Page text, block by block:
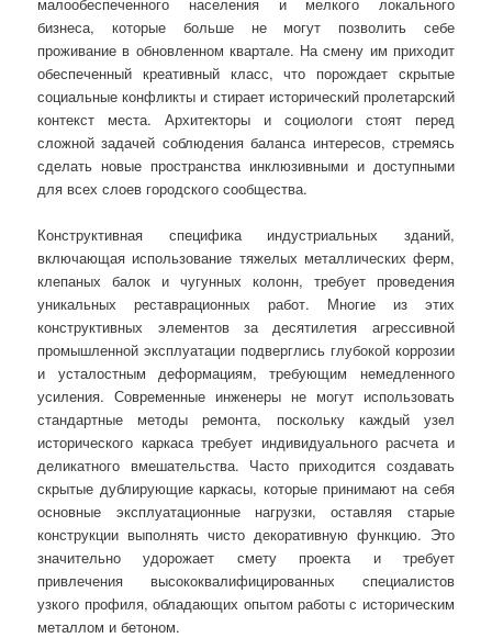
бизнеса, которые больше не могут позволить себе
проживание в обновленном квартале. На смену им приходит
обеспеченный креативный класс, что порождает скрытые
социальные конфликты и стирает исторический пролетарский
контекст места. Архитекторы и социологи стоят перед
сложной задачей соблюдения баланса интересов, стремясь
сделать новые пространства инклюзивными и доступными
для всех слоев городского сообщества.
Конструктивная специфика индустриальных зданий,
включающая использование тяжелых металлических ферм,
клепаных балок и чугунных колонн, требует проведения
уникальных реставрационных работ. Многие из этих
конструктивных элементов за десятилетия агрессивной
промышленной эксплуатации подверглись глубокой коррозии
и усталостным деформациям, требующим немедленного
усиления. Современные инженеры не могут использовать
стандартные методы ремонта, поскольку каждый узел
исторического каркаса требует индивидуального расчета и
деликатного вмешательства. Часто приходится создавать
скрытые дублирующие каркасы, которые принимают на себя
основные эксплуатационные нагрузки, оставляя старые
конструкции выполнять чисто декоративную функцию. Это
значительно удорожает смету проекта и требует
привлечения высококвалифицированных специалистов
узкого профиля, обладающих опытом работы с историческим
металлом и бетоном.